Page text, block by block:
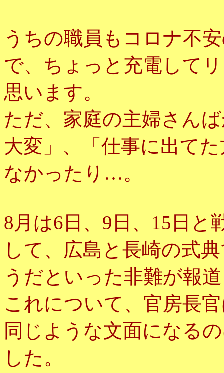
うちの職員もコロナ不
で、ちょっと充電して
思います。
ただ、家庭の主婦さん
大変」、「仕事に出て
なかったり…。
8月は6日、9日、15日と
して、広島と長崎の式
うだといった非難が報
これについて、官房長
同じような文面になる
した。